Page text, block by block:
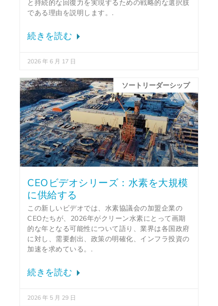
と持続的な回復力を実現するための戦略的な選択肢
である理由を説明します。.
続きを読む
2026 年 6 月 17 日
ソートリーダーシップ
CEOビデオシリーズ：水素を大規模
に供給する
この新しいビデオでは、水素協議会の加盟企業の
CEOたちが、2026年がクリーン水素にとって画期
的な年となる可能性について語り、業界は各国政府
に対し、需要創出、政策の明確化、インフラ投資の
加速を求めている。.
続きを読む
2026 年 5 月 29 日